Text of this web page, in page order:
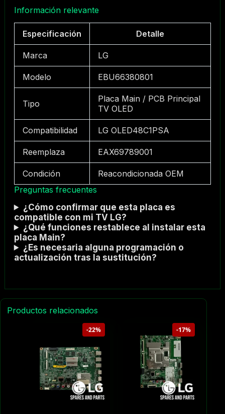
Información relevante
Especificación Detalle
Marca LG
Modelo EBU66380801
Tipo
Placa Main / PCB Principal
TV OLED
Compatibilidad LG OLED48C1PSA
Reemplaza EAX69789001
Condición
Reacondicionada OEM
Preguntas frecuentes
¿Cómo confirmar que esta placa es
compatible con mi TV LG?
¿Qué funciones restablece al instalar esta
placa Main?
¿Es necesaria alguna programación o
actualización tras la sustitución?
Productos relacionados
-22% -17%